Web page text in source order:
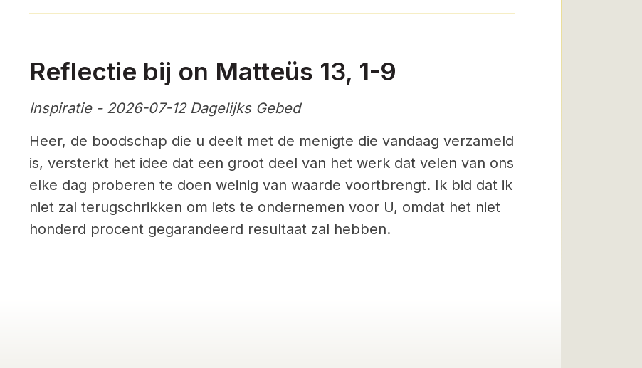
Reflectie bij on Matteüs 13, 1-9
Inspiratie - 2026-07-12 Dagelijks Gebed
Heer, de boodschap die u deelt met de menigte die vandaag verzameld
is, versterkt het idee dat een groot deel van het werk dat velen van ons
elke dag proberen te doen weinig van waarde voortbrengt. Ik bid dat ik
niet zal terugschrikken om iets te ondernemen voor U, omdat het niet
honderd procent gegarandeerd resultaat zal hebben.